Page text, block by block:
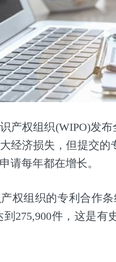
产权组织(WIPO)发
经济损失，但提交
请每年都在增长。
权组织的专利合作
到275,900件，这是